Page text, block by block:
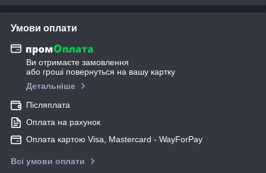
Умови оплати
Ви отримаєте замовлення
або гроші повернуться на вашу картку
Детальніше
Післяплата
Оплата на рахунок
Оплата картою Visa, Mastercard - WayForPay
Всі умови оплати